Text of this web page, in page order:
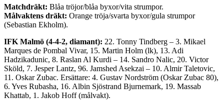
Matchdräkt: Blåa tröjor/blåa byxor/vita strumpor.
Målvaktens dräkt: Orange tröja/svarta byxor/gula strumpor
(Sebastian Ekholm).
IFK Malmö (4-4-2, diamant): 22. Tonny Tindberg – 3. Mikael
Marques de Pombal Vivar, 15. Martin Holm (lk), 13. Adi
Hadzikadunic, 8. Raslan Al Kurdi – 14. Sandro Nalic, 20. Victor
Sköld, 7. Jesper Lantz, 96. Jamshed Asekzai – 10. Almir Taletovic,
11. Oskar Zubac. Ersättare: 4. Gustav Nordström (Oskar Zubac 80),
6. Yves Rubasha, 16. Albin Sjöstrand Bjurnemark, 19. Massab
Khattab, 1. Jakob Hoff (målvakt).